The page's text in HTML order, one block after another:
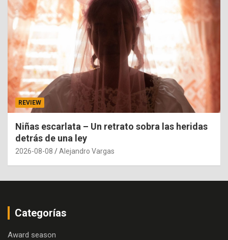
REVIEW
Niñas escarlata – Un retrato sobra las heridas
detrás de una ley
2026-08-08 Alejandro Vargas
Categorías
Award season